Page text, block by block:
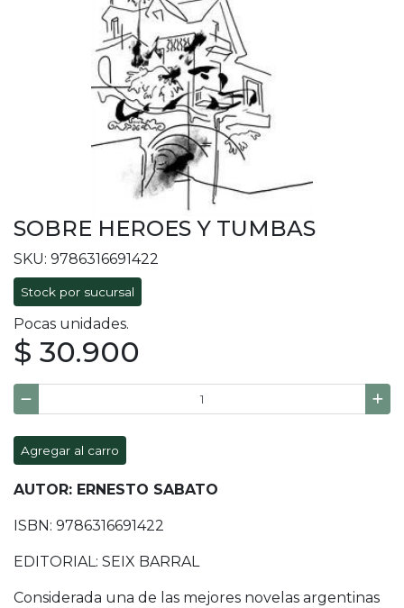
SOBRE HEROES Y TUMBAS
SKU: 9786316691422
Stock por sucursal
Pocas unidades.
$ 30.900
Agregar al carro
AUTOR: ERNESTO SABATO
ISBN: 9786316691422
EDITORIAL: SEIX BARRAL
Considerada una de las mejores novelas argentinas